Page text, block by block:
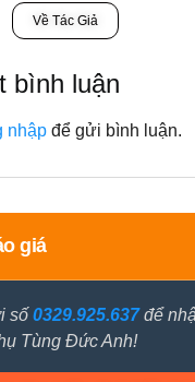
Về Tác Giả
bình luận
nhập để gửi bình luận.
giá
số 0329.925.637để
Tùng Đức Anh!